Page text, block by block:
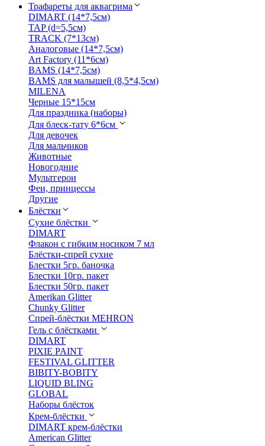
Трафареты для аквагрима
DIMART (14*7,5см)
TAP (d=5,5см)
TRACK (7*13см)
Аналоговые (14*7,5см)
Art Factory (11*6см)
BAMS (14*7,5см)
BAMS для малышей (8,5*4,5см)
MILENA
Черные 15*15см
Для праздника (наборы)
Для блеск-тату 6*6см
Для девочек
Для мальчиков
Животные
Новогодние
Мультгерои
Феи, принцессы
Другие
Блёстки
Сухие блёстки
DIMART
Флакон с гибким носиком 7 мл
Блёстки-спрей сухие
Блестки 5гр. баночка
Блестки 10гр. пакет
Блестки 50гр. пакет
Amerikan Glitter
Chunky Glitter
Спрей-блёстки MEHRON
Гель с блёстками
DIMART
PIXIE PAINT
FESTIVAL GLITTER
BIBITY-BOBITY
LIQUID BLING
GLOBAL
Наборы блёсток
Крем-блёстки
DIMART крем-блёстки
American Glitter